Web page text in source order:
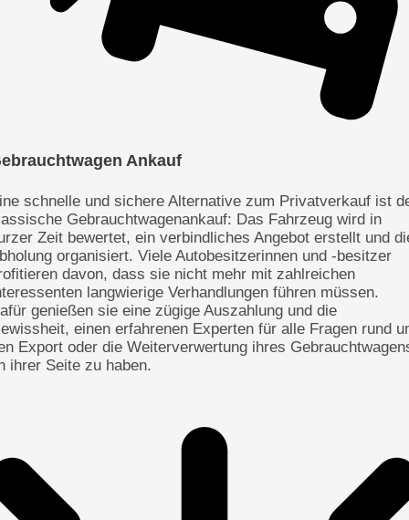
Ankauf
schnelle und sichere Alternative zum Privatverkauf ist
Gebrauchtwagenankauf: Das Fahrzeug wird in
Zeit bewertet, ein verbindliches Angebot erstellt und
organisiert. Viele Autobesitzerinnen und -besitzer
davon, dass sie nicht mehr mit zahlreichen
langwierige Verhandlungen führen müssen.
genießen sie eine zügige Auszahlung und die
einen erfahrenen Experten für alle Fragen rund
Export oder die Weiterverwertung ihres
ihrer Seite zu haben.